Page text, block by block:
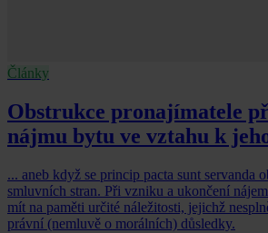
Články
Obstrukce pronajímatele
nájmu bytu ve vztahu k
... aneb když se princip pacta sunt servanda
smluvních stran. Při vzniku a ukončení
mít na paměti určité náležitosti, jejichž
právní (nemluvě o morálních) důsledky.